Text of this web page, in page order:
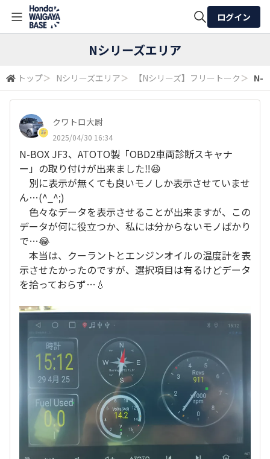
検索
ログイン
Nシリーズエリア
トップ＞ Nシリーズエリア＞ 【Nシリーズ】フリートーク ＞ N-
クワトロ大尉
2025/04/30 16:34
N-BOX JF3、ATOTO製「OBD2車両診断スキャナ
ー」の取り付けが出来ました‼️😆
別に表示が無くても良いモノしか表示させていませ
ん…(^_^;)
色々なデータを表示させることが出来ますが、この
データが何に役立つか、私には分からないモノばかり
で…😂
本当は、クーラントとエンジンオイルの温度計を表
示させたかったのですが、選択項目は有るけどデータ
を拾っておらず…💧